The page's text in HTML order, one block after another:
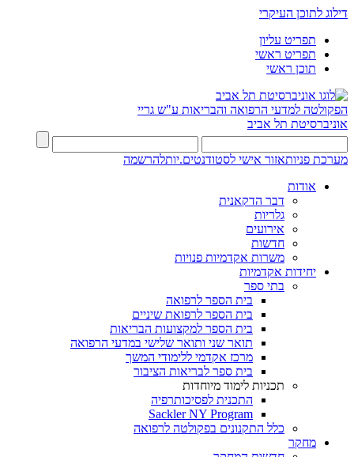
דילוג לתוכן העיקרי
תפריט עליון
תפריט ראשי
תוכן ראשי
הפקולטה למדעי הרפואה והבריאות ע"ש גריי
אוניברסיטת תל אביב
מערכת פניותאזור אישי לסטודנטים.יותלהרשמה
אודות
דבר הדקאנית
גלריות
אירועים
חדשות
משרות אקדמיות פנויות
יחידות אקדמיות
בתי ספר
בית הספר לרפואה
בית הספר לרפואת שיניים
בית הספר למקצועות הבריאות
תואר שני ותואר שלישי במדעי הרפואה
מרכז אקדמי ללימודי המשך
בית ספר לבריאות הציבור
תכניות לימוד מיוחדות
התכנית לפסיכותרפיה
Sackler NY Program
כלל התקנונים בפקולטה לרפואה
מחקר